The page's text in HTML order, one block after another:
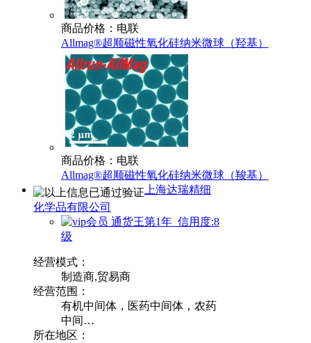
商品价格：电联
Allmag®超顺磁性氧化硅纳米微球（羟基）
商品价格：电联
Allmag®超顺磁性氧化硅纳米微球（羧基）
上海达瑞精细
化学品有限公司
通货王第1年 信用度:8
级
经营模式：
制造商,贸易商
经营范围：
有机中间体，医药中间体，农药
中间…
所在地区：